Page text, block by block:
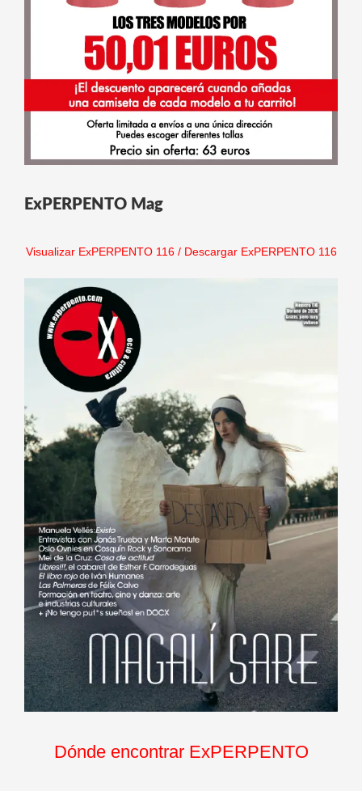
ExPERPENTO Mag
Visualizar ExPERPENTO 116/ Descargar ExPERPENTO 116
Dónde encontrar ExPERPENTO